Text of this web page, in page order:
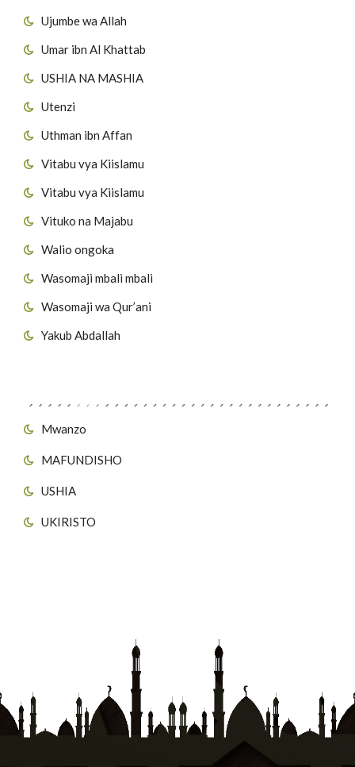
Ujumbe wa Allah
Umar ibn Al Khattab
USHIA NA MASHIA
Utenzi
Uthman ibn Affan
Vitabu vya Kiislamu
Vitabu vya Kiislamu
Vituko na Majabu
Walio ongoka
Wasomaji mbali mbali
Wasomaji wa Qur’ani
Yakub Abdallah
Mwanzo
MAFUNDISHO
USHIA
UKIRISTO